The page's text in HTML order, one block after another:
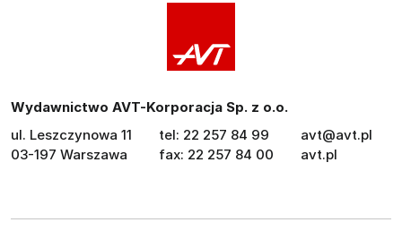
Wydawnictwo AVT-Korporacja Sp. z o.o.
ul. Leszczynowa 11
03-197 Warszawa
tel: 22 257 84 99
fax: 22 257 84 00
avt@avt.pl
avt.pl